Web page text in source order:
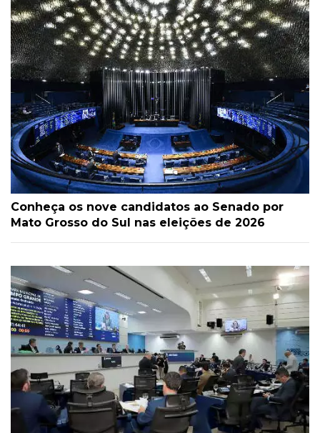
Conheça os nove candidatos ao Senado por
Mato Grosso do Sul nas eleições de 2026